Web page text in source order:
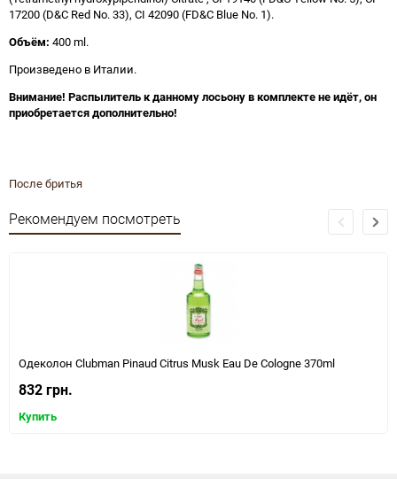
17200 (D&C Red No. 33), CI 42090 (FD&C Blue No. 1).
Объём: 400 ml.
Произведено в Италии.
Внимание! Распылитель к данному лосьону в комплекте не идёт, он
приобретается дополнительно!
После бритья
Рекомендуем посмотреть
Одеколон Clubman Pinaud Citrus Musk Eau De Cologne 370ml
832 грн.
Купить